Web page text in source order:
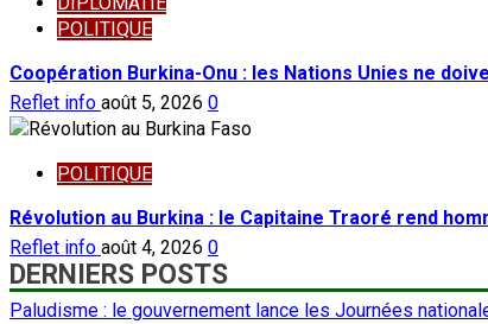
POLITIQUE
Coopération Burkina-Onu : les Nations Unies ne
Reflet info août 5, 2026 0
POLITIQUE
Révolution au Burkina : le Capitaine Traoré rend
Reflet info août 4, 2026 0
DERNIERS POSTS
Paludisme : le gouvernement lance les Journées